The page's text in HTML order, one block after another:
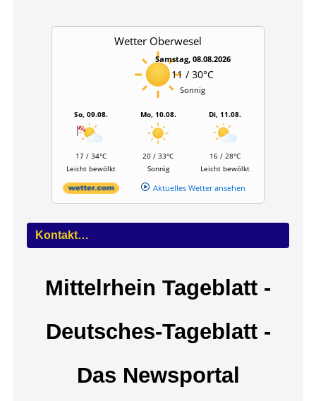
Wetter Oberwesel
Samstag, 08.08.2026
11 / 30°C
Sonnig
So, 09.08.
17 / 34°C
Leicht bewölkt
Mo, 10.08.
20 / 33°C
Sonnig
Di, 11.08.
16 / 28°C
Leicht bewölkt
Aktuelles Wetter ansehen
Kontakt…
Mittelrhein Tageblatt -
Deutsches-Tageblatt -
Das Newsportal